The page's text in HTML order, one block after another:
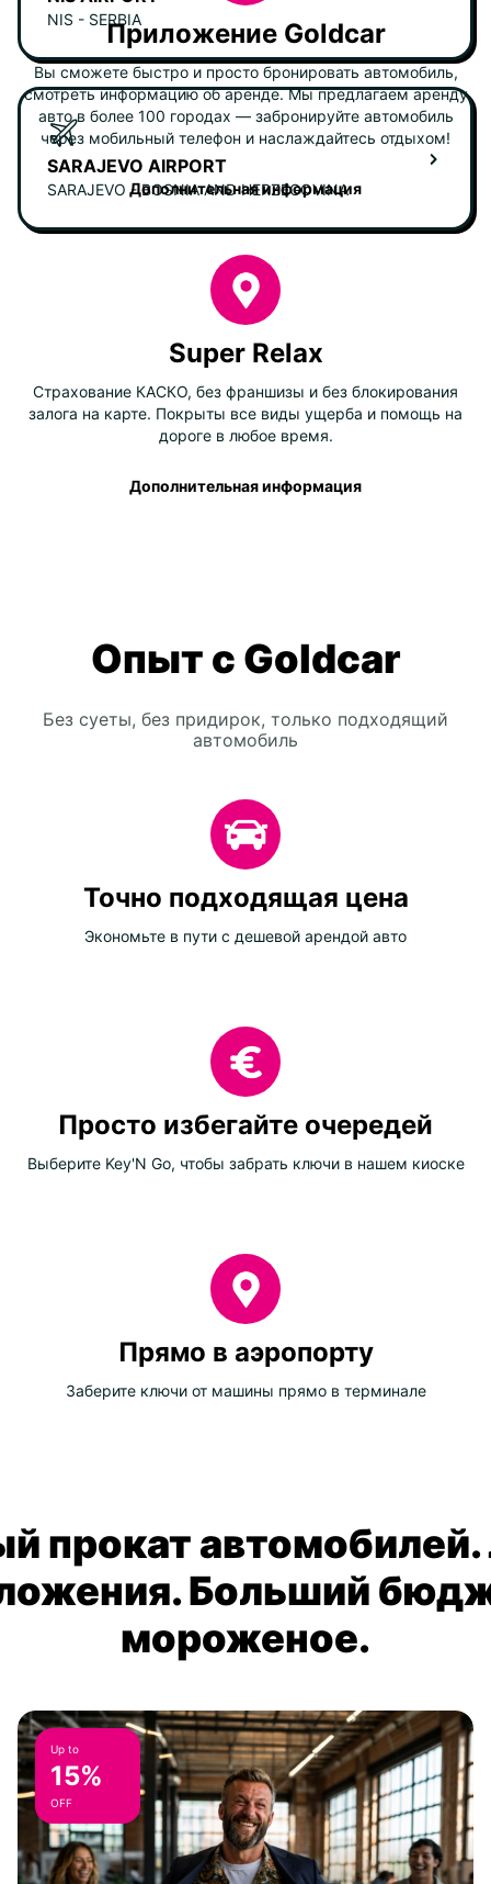
NIS - SERBIA
SARAJEVO AIRPORT
SARAJEVO - BOSNIA AND HERZEGOVINA
Приложение Goldcar
Вы сможете быстро и просто бронировать автомобиль,
смотреть информацию об аренде. Мы предлагаем аренду
авто в более 100 городах — забронируйте автомобиль
через мобильный телефон и наслаждайтесь отдыхом!
Дополнительная информация
Super Relax
Страхование КАСКО, без франшизы и без блокирования
залога на карте. Покрыты все виды ущерба и помощь на
дороге в любое время.
Дополнительная информация
Опыт с Goldcar
Без суеты, без придирок, только подходящий
автомобиль
Точно подходящая цена
Экономьте в пути с дешевой арендой авто
Просто избегайте очередей
Выберите Key'N Go, чтобы забрать ключи в нашем киоске
Прямо в аэропорту
Заберите ключи от машины прямо в терминале
прокат
Больший
мороженое.
Up to
15%
OFF